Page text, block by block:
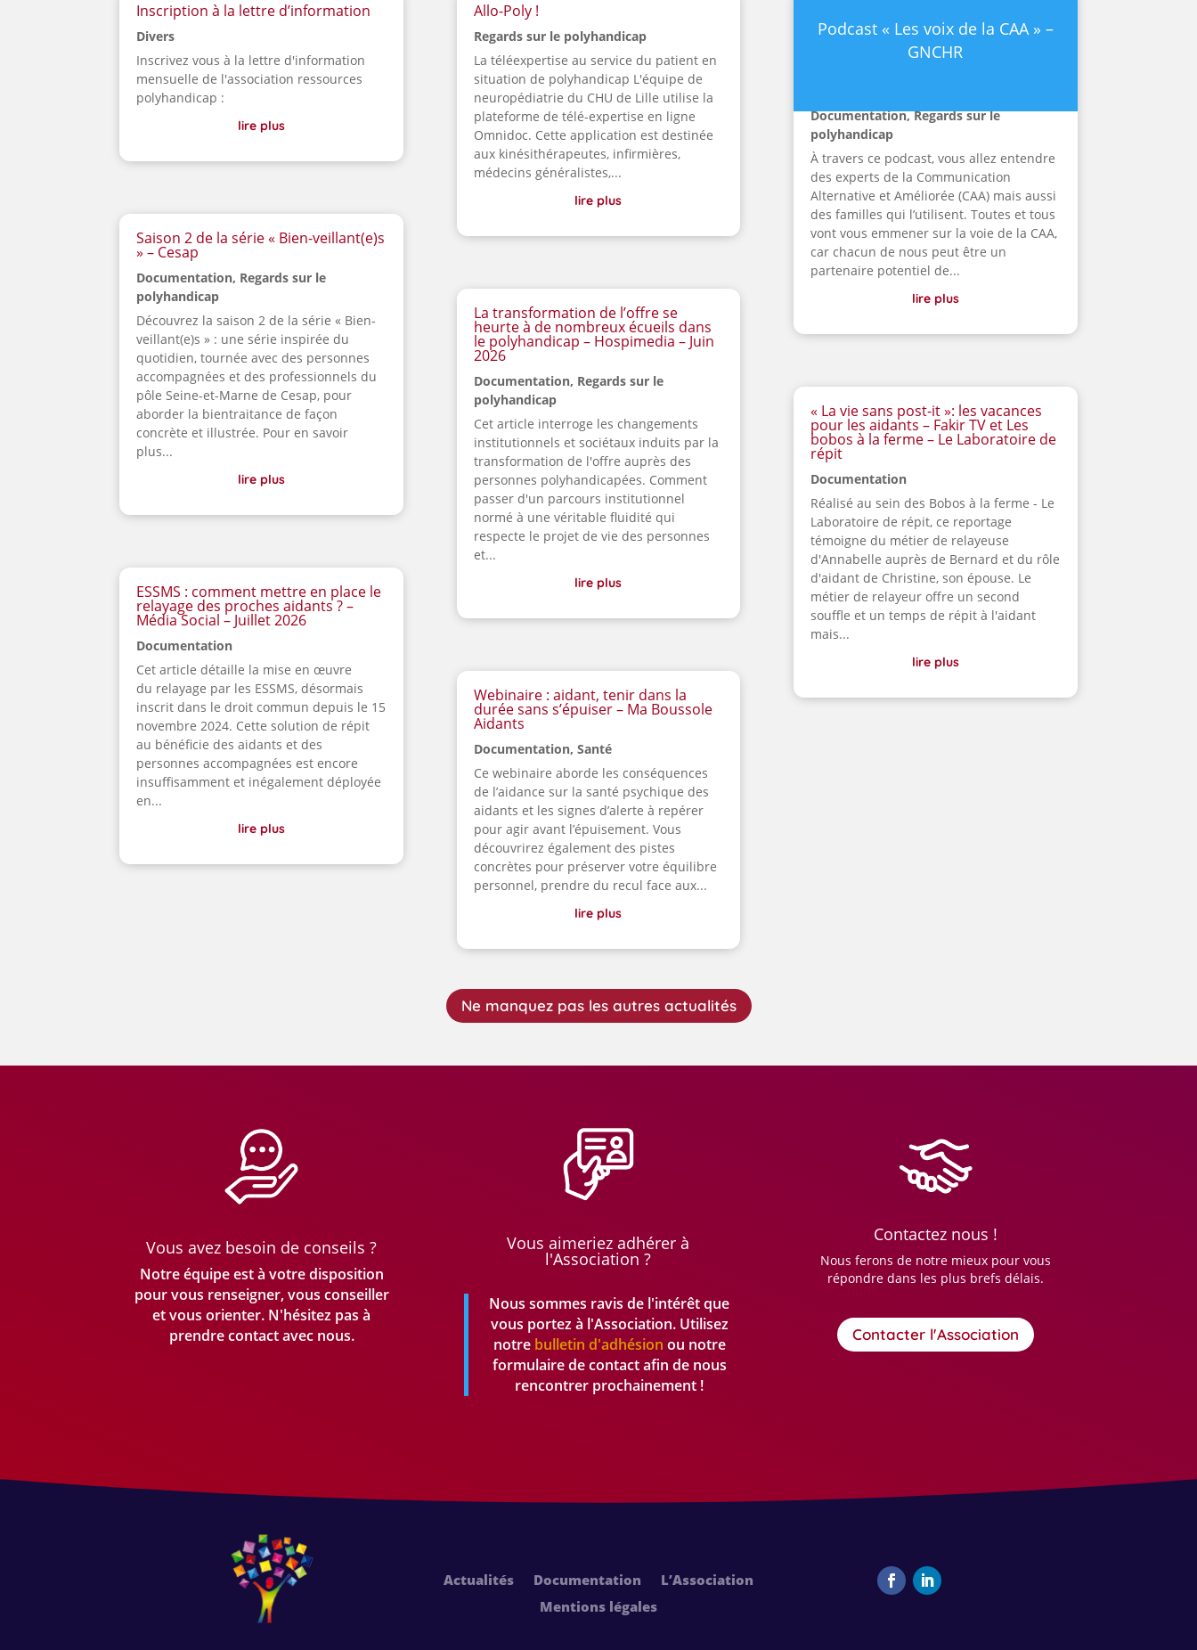
Inscription à la lettre d’information
Divers
Inscrivez vous à la lettre d'information
mensuelle de l'association ressources
polyhandicap :
lire plus
Saison 2 de la série « Bien-veillant(e)s
» – Cesap
Documentation, Regards sur le
polyhandicap
Découvrez la saison 2 de la série « Bien-
veillant(e)s » : une série inspirée du
quotidien, tournée avec des personnes
accompagnées et des professionnels du
pôle Seine-et-Marne de Cesap, pour
aborder la bientraitance de façon
concrète et illustrée. Pour en savoir
plus...
lire plus
ESSMS : comment mettre en place le
relayage des proches aidants ? –
Média Social – Juillet 2026
Documentation
Cet article détaille la mise en œuvre
du relayage par les ESSMS, désormais
inscrit dans le droit commun depuis le 15
novembre 2024. Cette solution de répit
au bénéficie des aidants et des
personnes accompagnées est encore
insuffisamment et inégalement déployée
en...
lire plus
Allo-Poly !
Regards sur le polyhandicap
La téléexpertise au service du patient en
situation de polyhandicap L'équipe de
neuropédiatrie du CHU de Lille utilise la
plateforme de télé-expertise en ligne
Omnidoc. Cette application est destinée
aux kinésithérapeutes, infirmières,
médecins généralistes,...
lire plus
La transformation de l’offre se
heurte à de nombreux écueils dans
le polyhandicap – Hospimedia – Juin
2026
Documentation, Regards sur le
polyhandicap
Cet article interroge les changements
institutionnels et sociétaux induits par la
transformation de l'offre auprès des
personnes polyhandicapées. Comment
passer d'un parcours institutionnel
normé à une véritable fluidité qui
respecte le projet de vie des personnes
et...
lire plus
Webinaire : aidant, tenir dans la
durée sans s’épuiser – Ma Boussole
Aidants
Documentation, Santé
Ce webinaire aborde les conséquences
de l’aidance sur la santé psychique des
aidants et les signes d’alerte à repérer
pour agir avant l’épuisement. Vous
découvrirez également des pistes
concrètes pour préserver votre équilibre
personnel, prendre du recul face aux...
lire plus
Podcast « Les voix de la CAA » –
GNCHR
Documentation,Regards sur le
polyhandicap
À travers ce podcast, vous allez entendre
des experts de la Communication
Alternative et Améliorée (CAA) mais aussi
des familles qui l’utilisent. Toutes et tous
vont vous emmener sur la voie de la CAA,
car chacun de nous peut être un
partenaire potentiel de...
lire plus
« La vie sans post-it »: les vacances
pour les aidants – Fakir TV et Les
bobos à la ferme – Le Laboratoire de
répit
Documentation
Réalisé au sein des Bobos à la ferme - Le
Laboratoire de répit, ce reportage
témoigne du métier de relayeuse
d'Annabelle auprès de Bernard et du rôle
d'aidant de Christine, son épouse. Le
métier de relayeur offre un second
souffle et un temps de répit à l'aidant
mais...
lire plus
Ne manquez pas les autres actualités
Vous avez besoin de conseils ?
Notre équipe est à votre disposition
pour vous renseigner, vous conseiller
et vous orienter. N'hésitez pas à
prendrecontact avec nous.
Vous aimeriez adhérer à
l'Association ?
Nous sommes ravis de l'intérêt que
vous portez à l'Association. Utilisez
notrebulletin d'adhésion ou notre
formulaire de contact afin de nous
rencontrer prochainement !
Contactez nous !
Nous ferons de notre mieux pour vous
répondre dans les plus brefs délais.
Contacter l'Association
Actualités Documentation
L’Association
Mentions légales